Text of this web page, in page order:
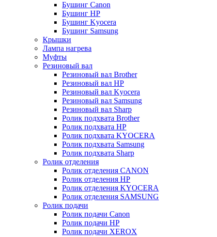
Бушинг Canon
Бушинг HP
Бушинг Kyocera
Бушинг Samsung
Крышки
Лампа нагрева
Муфты
Резиновый вал
Резиновый вал Brother
Резиновый вал HP
Резиновый вал Kyocera
Резиновый вал Samsung
Резиновый вал Sharp
Ролик подхвата Brother
Ролик подхвата HP
Ролик подхвата KYOCERA
Ролик подхвата Samsung
Ролик подхвата Sharp
Ролик отделения
Ролик отделения CANON
Ролик отделения HP
Ролик отделения KYOCERA
Ролик отделения SAMSUNG
Ролик подачи
Ролик подачи Canon
Ролик подачи HP
Ролик подачи XEROX